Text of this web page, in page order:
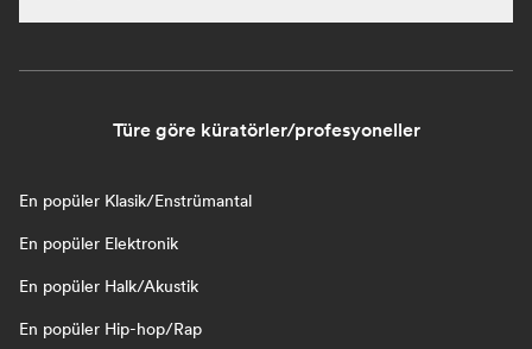
Türe göre küratörler/profesyoneller
En popüler Klasik/Enstrümantal
En popüler Elektronik
En popüler Halk/Akustik
En popüler Hip-hop/Rap